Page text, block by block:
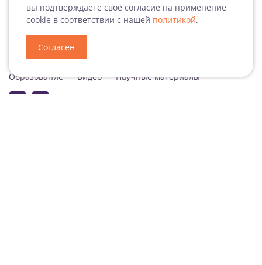
вы подтверждаете своё согласие на применение
cookie в соответствии с нашей политикой.
Согласен
Образование
Видео Научные материалы